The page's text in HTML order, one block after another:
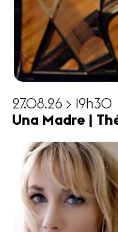
27.08.26 > 19h30
Una Madre |